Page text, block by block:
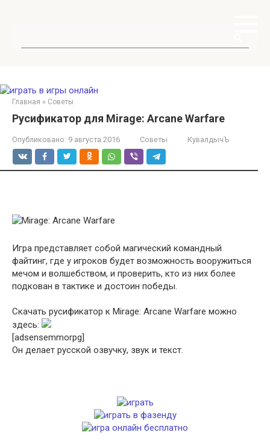
Главная » Советы
Русификатор для Mirage: Arcane Warfare
Опубликовано: 9 августа 2016 Советы КувалдычЪ
Игра представляет собой магический командный
файтинг, где у игроков будет возможность вооружиться
мечом и волшебством, и проверить, кто из них более
подкован в тактике и достоин победы.
Скачать русификатор к Mirage: Arcane Warfare можно
здесь:
[adsensemmorpg]
Он делает русской озвучку, звук и текст.